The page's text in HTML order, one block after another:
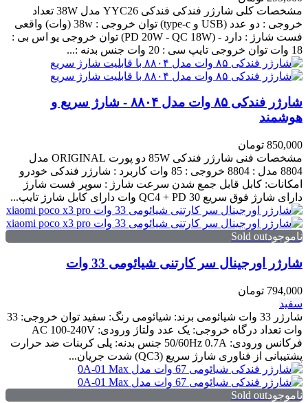
مشخصات کلی شارژر فندکی فندکی YYC26 مدل 38W تعداد
خروجی : دو عدد (USB و type-c) توان خروجی : 38w (وات) واقعی
فست شارژ : دارد - (PD 20W - QC 18W) توان خروجی یو اس بی :
18 وات توان خروجی تایپ سی : 20 وات جنس بدنه :...
شارژر فندکی ۸۵ وات مدل ۸۸۰۴ - شارژ سریع و
هوشمند
850,000 تومان
مشخصات فنی شارژر فندکی 85W دو پورت ORIGINAL مدل
8804 مدل : 8804 خروجی : 85 وات کاربرد : شارژر فندکی خودرو
امکانات: کابل قابل جمع شدن سرعت شارژ : سوپر فست شارژ
دارای شارژ فوق سریع QC4 + PD 30 وات دارای کابل شارژ تایپ...
ناموجودSold out
شارژر اورجینال سر کارتنی شیائومی 33 وات
794,000 تومان
سفید
شارژر 33 وات شیائومی برند: شیائومی رنگ: سفيد توان خروجی: 33
وات تعداد درگاه خروجی: یک عدد ولتاژ ورودی: AC 100-240V
فرکانس ورودی: 50/60Hz 0.7A جنس بدنه: پلی کربنات ضد حرارت
پشتیبانی از فناوری شارژ سریع (QC3) شدت جریان...
ناموجودSold out